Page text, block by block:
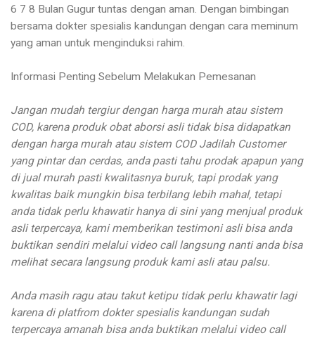
6 7 8 Bulan Gugur tuntas dengan aman. Dengan bimbingan
bersama dokter spesialis kandungan dengan cara meminum
yang aman untuk menginduksi rahim.
Informasi Penting Sebelum Melakukan Pemesanan
Jangan mudah tergiur dengan harga murah atau sistem
COD, karena produk obat aborsi asli tidak bisa didapatkan
dengan harga murah atau sistem COD Jadilah Customer
yang pintar dan cerdas, anda pasti tahu prodak apapun yang
di jual murah pasti kwalitasnya buruk, tapi prodak yang
kwalitas baik mungkin bisa terbilang lebih mahal, tetapi
anda tidak perlu khawatir hanya di sini yang menjual produk
asli terpercaya, kami memberikan testimoni asli bisa anda
buktikan sendiri melalui video call langsung nanti anda bisa
melihat secara langsung produk kami asli atau palsu.
Anda masih ragu atau takut ketipu tidak perlu khawatir lagi
karena di platfrom dokter spesialis kandungan sudah
terpercaya amanah bisa anda buktikan melalui video call